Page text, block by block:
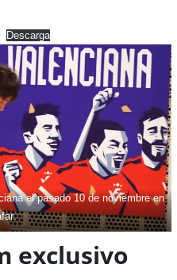
Descarga
el pasado 10 de noviembre en
exclusivo